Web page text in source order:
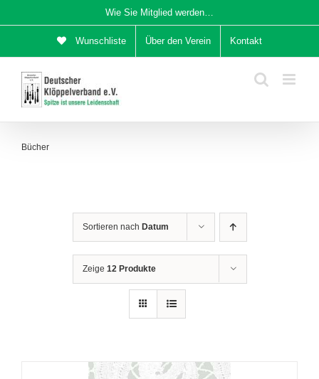
Inhalt
Wie Sie Mitglied werden…
Wunschliste Über den Verein Kontakt
Bücher
Sortieren nach Datum
Zeige 12 Produkte